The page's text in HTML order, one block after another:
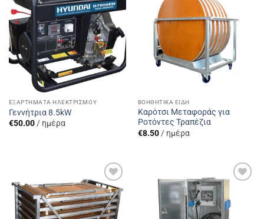
Add to
Wishlist
ΕΞΑΡΤΉΜΑΤΑ ΗΛΕΚΤΡΙΣΜΟΎ
Γεννήτρια 8.5kW
€50.00/ ημέρα
Wishlist
ΒΟΗΘΗΤΙΚΆ ΕΊΔΗ
Καρότσι Μεταφοράς για
Ροτόντες Τραπέζια
€8.50/ ημέρα
Add to
Wishlist
Wishlist